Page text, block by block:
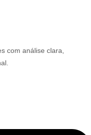
com análise clara,